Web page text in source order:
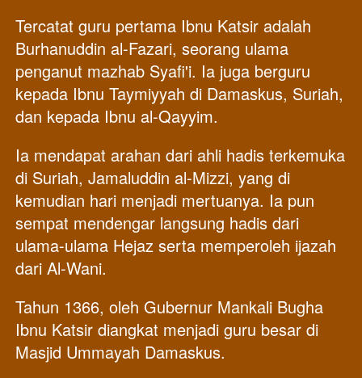
Tercatat guru pertama Ibnu Katsir adalah
Burhanuddin al-Fazari, seorang ulama
penganut mazhab Syafi'i. Ia juga berguru
kepada Ibnu Taymiyyah di Damaskus, Suriah,
dan kepada Ibnu al-Qayyim.
Ia mendapat arahan dari ahli hadis terkemuka
di Suriah, Jamaluddin al-Mizzi, yang di
kemudian hari menjadi mertuanya. Ia pun
sempat mendengar langsung hadis dari
ulama-ulama Hejaz serta memperoleh ijazah
dari Al-Wani.
Tahun 1366, oleh Gubernur Mankali Bugha
Ibnu Katsir diangkat menjadi guru besar di
Masjid Ummayah Damaskus.